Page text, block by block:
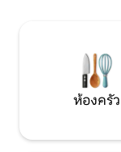
ห้องครัว